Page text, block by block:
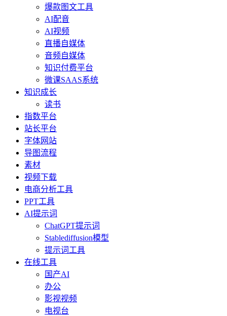
爆款图文工具
AI配音
AI视频
直播自媒体
音频自媒体
知识付费平台
微课SAAS系统
知识成长
读书
指数平台
站长平台
字体网站
导图流程
素材
视频下载
电商分析工具
PPT工具
AI提示词
ChatGPT提示词
Stablediffusion模型
提示词工具
在线工具
国产AI
办公
影视视频
电视台